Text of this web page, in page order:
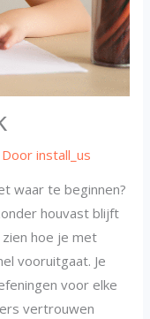
install_us
waar te beginnen?
houvast blijft
hoe je met
vooruitgaat. Je
voor elke
vertrouwen